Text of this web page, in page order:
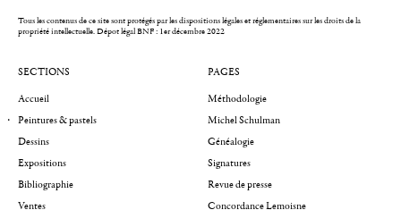
Tous les contenus de ce site sont protégés par les dispositions légales et réglementaires sur les droits de la
propriété intellectuelle.Dépot légal BNF : 1er décembre 2022
SECTIONS
Accueil
Peintures & pastels
Dessins
Expositions
Bibliographie
Ventes
PAGES
Méthodologie
Michel Schulman
Généalogie
Signatures
Revue de presse
Concordance Lemoisne